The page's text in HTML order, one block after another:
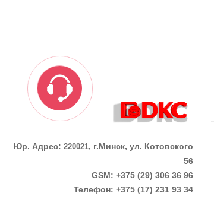
Юр. Адрес: 220021, г.Минск, ул. Котовского
56
GSM: +375 (29) 306 36 96
Телефон: +375 (17) 231 93 34